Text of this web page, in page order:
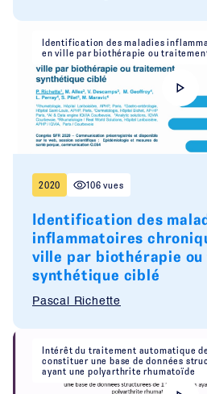
Identification des maladies
en ville par biothérapie ou
2020 106 vues
Identification des
inflammatoires
ville par biothérapie
synthétique ciblé
Pascal Richette
Intérêt du traitement automatique
constituer une base de données
ayant une polyarthrite rhumatoïde